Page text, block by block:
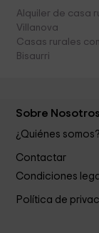
Alquiler de casa
Villanova
Casas rurales
Bisaurri
Sobre Nosotros
¿Quiénes somos?
Contactar
Condiciones
Política de